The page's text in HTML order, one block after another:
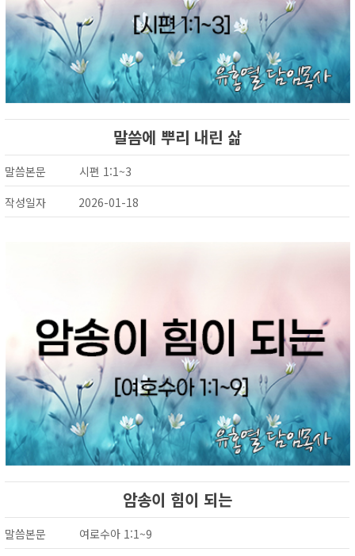
말씀에 뿌리 내린 삶
말씀본문
시편 1:1~3
작성일자
2026-01-18
암송이 힘이 되는
말씀본문
여로수아 1:1~9